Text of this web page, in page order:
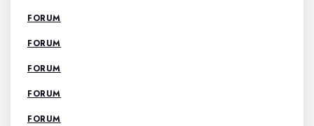
FORUM
FORUM
FORUM
FORUM
FORUM